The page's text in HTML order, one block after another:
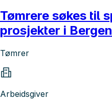
Tømrere søkes til
prosjekter i
Tømrer
Arbeidsgiver